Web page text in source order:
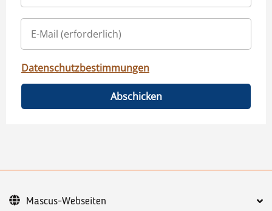
Datenschutzbestimmungen
Abschicken
Mascus-Webseiten